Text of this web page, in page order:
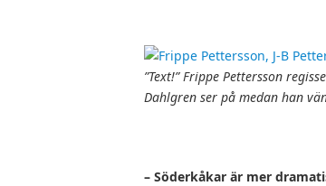
”Text!” Frippe Pettersson
Dahlgren ser på medan han
– Söderkåkar är mer